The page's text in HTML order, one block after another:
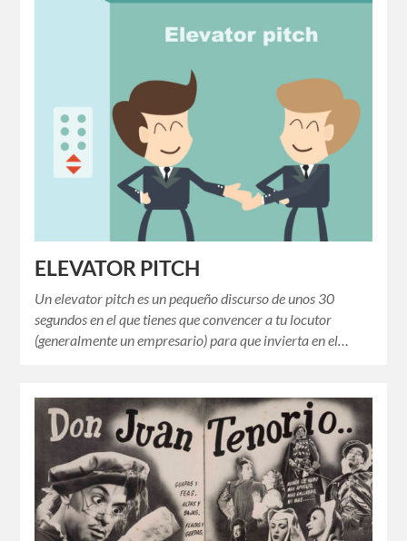
ELEVATOR PITCH
Un elevator pitch es un pequeño discurso de unos 30
segundos en el que tienes que convencer a tu locutor
(generalmente un empresario) para que invierta en el…